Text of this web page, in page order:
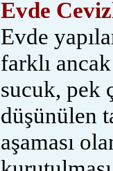
Evde
Evde
farklı
sucuk, pek
düşünülen
aşaması